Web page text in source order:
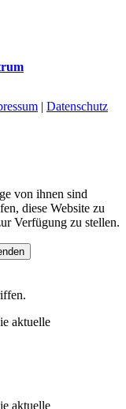
| Datenschutz
von ihnen sind
diese Website zu
Verfügung zu stellen.
aktuelle
aktuelle